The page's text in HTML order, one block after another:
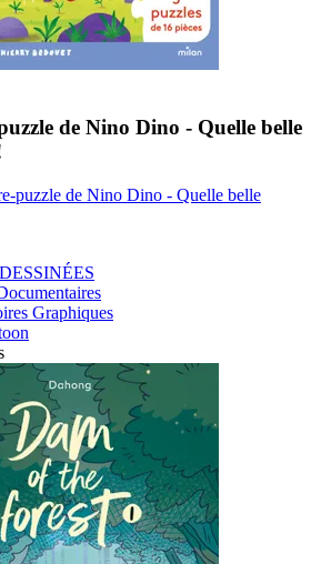
de Nino Dino - Quelle belle
puzzle de Nino Dino - Quelle belle
Graphiques